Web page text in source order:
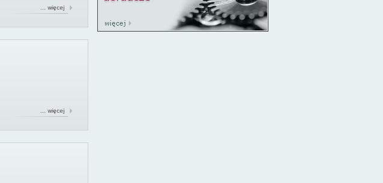
… więcej
… więcej